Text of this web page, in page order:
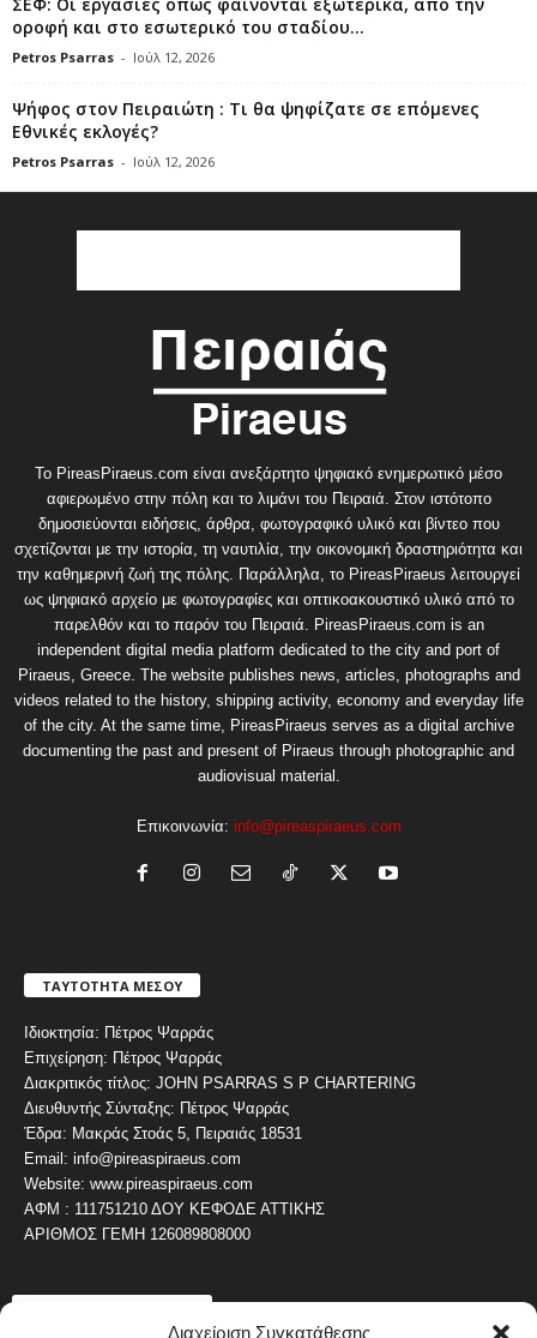
Διαχείριση Συγκατάθεσης
ΣΕΦ: Οι εργασίες όπως φαίνονται εξωτερικά, από την
οροφή και στο εσωτερικό του σταδίου...
Petros Psarras - Ιούλ 12, 2026
Ψήφος στον Πειραιώτη : Τι θα ψηφίζατε σε επόμενες
Εθνικές εκλογές?
Petros Psarras - Ιούλ 12, 2026
Το PireasPiraeus.com είναι ανεξάρτητο ψηφιακό ενημερωτικό μέσο
αφιερωμένο στην πόλη και το λιμάνι του Πειραιά. Στον ιστότοπο
δημοσιεύονται ειδήσεις, άρθρα, φωτογραφικό υλικό και βίντεο που
σχετίζονται με την ιστορία, τη ναυτιλία, την οικονομική δραστηριότητα και
την καθημερινή ζωή της πόλης. Παράλληλα, το PireasPiraeus λειτουργεί
ως ψηφιακό αρχείο με φωτογραφίες και οπτικοακουστικό υλικό από το
παρελθόν και το παρόν του Πειραιά. PireasPiraeus.com is an
independent digital media platform dedicated to the city and port of
Piraeus, Greece. The website publishes news, articles, photographs and
videos related to the history, shipping activity, economy and everyday life
of the city. At the same time, PireasPiraeus serves as a digital archive
documenting the past and present of Piraeus through photographic and
audiovisual material.
Επικοινωνία: info@pireaspiraeus.com
ΤΑΥΤΟΤΗΤΑ ΜΕΣΟΥ
Ιδιοκτησία: Πέτρος Ψαρράς
Επιχείρηση: Πέτρος Ψαρράς
Διακριτικός τίτλος: JOHN PSARRAS S P CHARTERING
Διευθυντής Σύνταξης: Πέτρος Ψαρράς
Έδρα: Μακράς Στοάς 5, Πειραιάς 18531
Email: info@pireaspiraeus.com
Website: www.pireaspiraeus.com
ΑΦΜ : 111751210 ΔΟΥ ΚΕΦΟΔΕ ΑΤΤΙΚΗΣ
ΑΡΙΘΜΟΣ ΓΕΜΗ 126089808000